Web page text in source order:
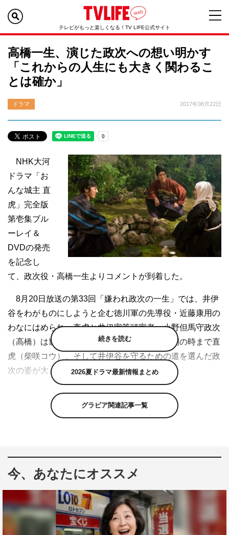
テレビがもっと楽しくなる！TV LIFE公式サイト
高橋一生、演じた政次への想い明かす
「これからの人生にも大きく関わるこ
とは確か」
ドラマ 2017年08月22日
NHK大河
ドラマ「お
んな城主 直
虎」完全版
第壱集ブル
ーレイ＆
DVDの発売
を記念し
て、政次役・高橋一生よりコメントが到着した。
8月20日放送の第33回「嫌われ政次の一生」では、井伊
谷をわがものにしようと企む徳川軍の先導役・近藤康用の
わなにはめられ、直虎と井伊家筆頭家老・小野但馬守政次
（高橋）は窮地に立たされる展開に。その最期の時まで直
虎（柴咲コウ）、そして井伊谷を守るための道を選んだ政
次の姿が大きな反響を呼んだ。
＜小野但馬守政次役・高橋一生コメント＞
小野但馬守政次という人間を一年近く生きさせていただけ
た感覚は、きっと撮影していた期間の長さではなく、政次
を作り上げてくれた『直虎』のスタッフさん、監督、プロ
だったと強く思います。
心から、政次と皆さんに感謝しています。
皆さんで作り上げた政次に、これからも僕は助けられてい
続きを読む
2026夏ドラマ最新情報まとめ
グラビア関連記事一覧
今、あなたにオススメ